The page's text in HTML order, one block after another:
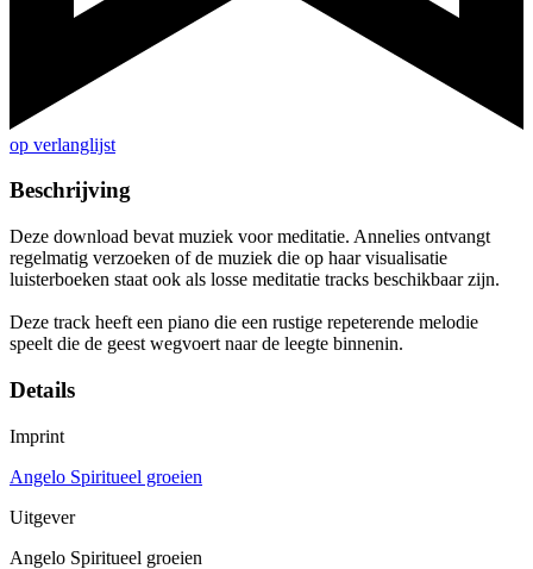
op verlanglijst
Beschrijving
Deze download bevat muziek voor meditatie. Annelies ontvangt
regelmatig verzoeken of de muziek die op haar visualisatie
luisterboeken staat ook als losse meditatie tracks beschikbaar zijn.
Deze track heeft een piano die een rustige repeterende melodie
speelt die de geest wegvoert naar de leegte binnenin.
Details
Imprint
Angelo Spiritueel groeien
Uitgever
Angelo Spiritueel groeien